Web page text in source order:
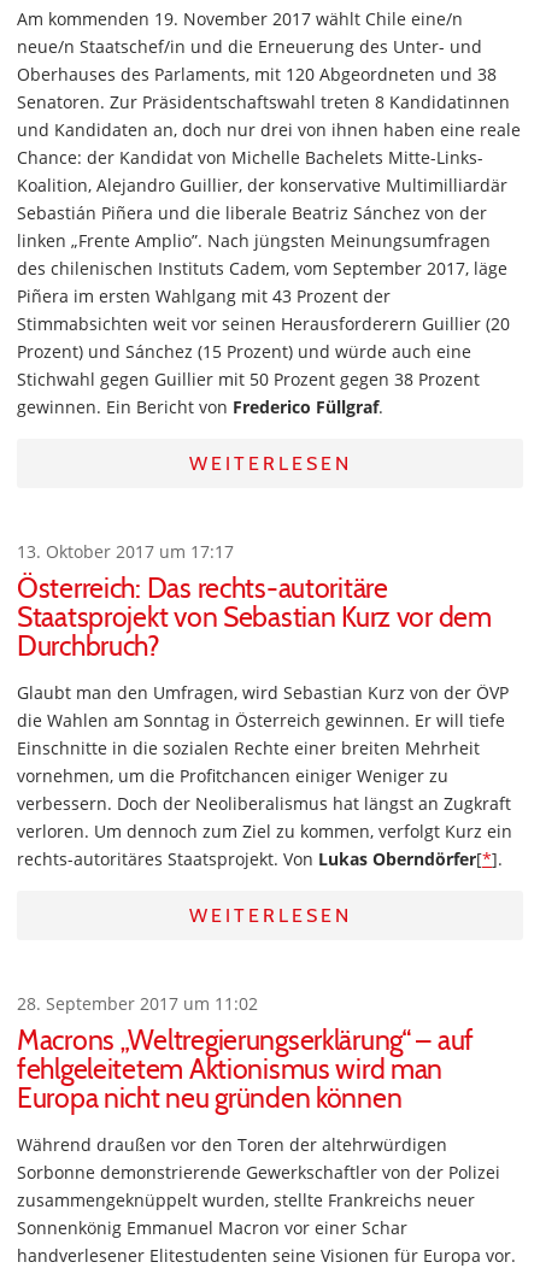
Am kommenden 19. November 2017 wählt Chile eine/n
neue/n Staatschef/in und die Erneuerung des Unter- und
Oberhauses des Parlaments, mit 120 Abgeordneten und 38
Senatoren. Zur Präsidentschaftswahl treten 8 Kandidatinnen
und Kandidaten an, doch nur drei von ihnen haben eine reale
Chance: der Kandidat von Michelle Bachelets Mitte-Links-
Koalition, Alejandro Guillier, der konservative Multimilliardär
Sebastián Piñera und die liberale Beatriz Sánchez von der
linken „Frente Amplio”. Nach jüngsten Meinungsumfragen
des chilenischen Instituts Cadem, vom September 2017, läge
Piñera im ersten Wahlgang mit 43 Prozent der
Stimmabsichten weit vor seinen Herausforderern Guillier (20
Prozent) und Sánchez (15 Prozent) und würde auch eine
Stichwahl gegen Guillier mit 50 Prozent gegen 38 Prozent
gewinnen. Ein Bericht von Frederico Füllgraf.
WEITERLESEN
13. Oktober 2017 um 17:17
Österreich: Das rechts-autoritäre
Staatsprojekt von Sebastian Kurz vor dem
Durchbruch?
Glaubt man den Umfragen, wird Sebastian Kurz von der ÖVP
die Wahlen am Sonntag in Österreich gewinnen. Er will tiefe
Einschnitte in die sozialen Rechte einer breiten Mehrheit
vornehmen, um die Profitchancen einiger Weniger zu
verbessern. Doch der Neoliberalismus hat längst an Zugkraft
verloren. Um dennoch zum Ziel zu kommen, verfolgt Kurz ein
rechts-autoritäres Staatsprojekt. Von Lukas Oberndörfer[*].
WEITERLESEN
28. September 2017 um 11:02
Macrons „Weltregierungserklärung“ – auf
fehlgeleitetem Aktionismus wird man
Europa nicht neu gründen können
Während draußen vor den Toren der altehrwürdigen
Sorbonne demonstrierende Gewerkschaftler von der Polizei
zusammengeknüppelt wurden, stellte Frankreichs neuer
Sonnenkönig Emmanuel Macron vor einer Schar
handverlesener Elitestudenten seine Visionen für Europa vor.